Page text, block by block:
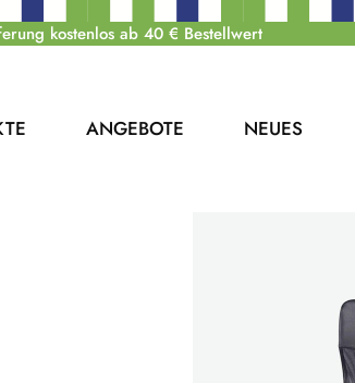
kostenlos ab 40 € Bestellwert
ANGEBOTE NEUES